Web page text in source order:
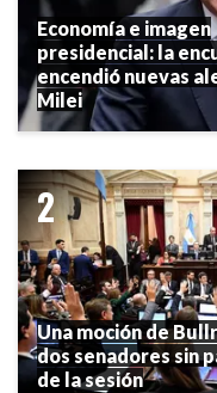
Economía e imagen
presidencial: la
encendió nuevas
Milei
Una moción de
dos senadores sin
de la sesión